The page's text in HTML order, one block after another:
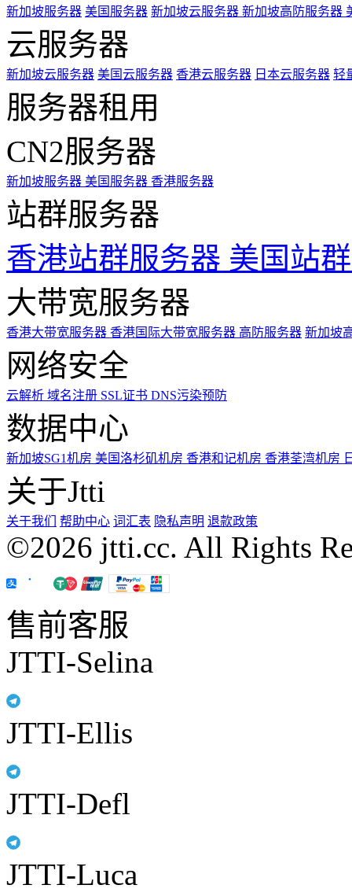
新加坡服务器 美国服务器 新加坡云服务器 新加坡高防服务器
云服务器
新加坡云服务器 美国云服务器 香港云服务器 日本云服务器 轻
服务器租用
CN2服务器
新加坡服务器 美国服务器 香港服务器
站群服务器
香港站群服务器 美国站
大带宽服务器
香港大带宽服务器 香港国际大带宽服务器 高防服务器 新加坡
网络安全
云解析 域名注册 SSL证书 DNS污染预防
数据中心
新加坡SG1机房 美国洛杉矶机房 香港和记机房 香港荃湾机房
关于Jtti
关于我们 帮助中心 词汇表 隐私声明 退款政策
©2026 jtti.cc. All Rights
售前客服
JTTI-Selina
JTTI-Ellis
JTTI-Defl
JTTI-Luca